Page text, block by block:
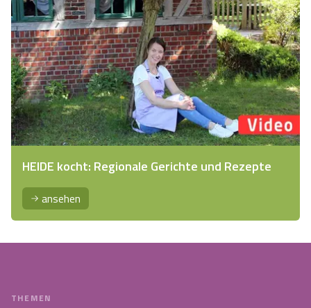
HEIDE kocht: Regionale Gerichte und Rezepte
ansehen
THEMEN